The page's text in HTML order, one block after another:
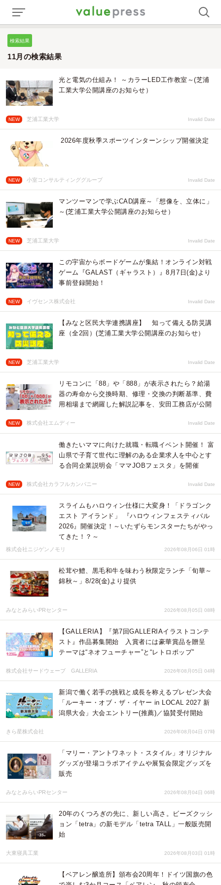
検索結果
11月の検索結果
光と電気の仕組み！ ～カラーLED工作教室～(芝浦
工業大学公開講座のお知らせ）
NEW 芝浦工業大学 Invalid Date
2026年度秋季スポーツインターンシップ開催決定
NEW 小室コンサルティンググループ Invalid Date
マンツーマンで学ぶCAD講座～「想像を、立体に」
～(芝浦工業大学公開講座のお知らせ）
NEW 芝浦工業大学 Invalid Date
この宇宙からボードゲームが集結！オンライン対戦
ゲーム『GALAST（ギャラスト）』8月7日(金)より
事前登録開始！
NEW イヴセンス株式会社 Invalid Date
【みなと区民大学連携講座】 知って備える防災講
座（全2回）(芝浦工業大学公開講座のお知らせ）
NEW 芝浦工業大学 Invalid Date
リモコンに「88」や「888」が表示されたら？給湯
器の寿命から交換時期、修理・交換の判断基準、費
用相場まで網羅した解説記事を、安田工務店が公開
NEW 株式会社エムディー Invalid Date
働きたいママに向けた就職・転職イベント開催！ 富
山県で子育て世代に理解のある企業求人を中心とす
る合同企業説明会「ママJOBフェスタ」を開催
NEW 株式会社カラフルカンパニー Invalid Date
スライムもハロウィン仕様に大変身！「ドラゴンク
エスト アイランド」 『ハロウィンフェスティバル
2026』開催決定！～いたずらモンスターたちがやっ
てきた！？～
株式会社ニジゲンノモリ 2026年08月06日 01時
松茸や鱧、黒毛和牛を味わう秋限定ランチ「旬華～
錦秋～」8/28(金)より提供
みなとみらいPRセンター 2026年08月05日 08時
【GALLERIA】『第7回GALLERIAイラストコンテ
スト』作品募集開始 入賞者には豪華賞品を贈呈
テーマは“ネオフューチャー”と“レトロポップ”
株式会社サードウェーブ GALLERIA 2026年08月05日 04時
新潟で働く若手の挑戦と成長を称えるプレゼン大会
「ルーキー・オブ・ザ・イヤー in LOCAL 2027 新
潟県大会」大会エントリー(推薦)／協賛受付開始
きら星株式会社 2026年08月04日 07時
「マリー・アントワネット・スタイル」オリジナル
グッズが登場コラボアイテムや展覧会限定グッズを
販売
みなとみらいPRセンター 2026年08月04日 06時
20年のくつろぎの先に、新しい高さ。ビーズクッシ
ョン「tetra」の新モデル「tetra TALL」一般販売開
始
大東寝具工業 2026年08月03日 01時
【ベアレン醸造所】頒布会20周年！ドイツ国旗の色